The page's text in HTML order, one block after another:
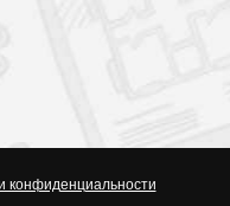
конфиденциальности